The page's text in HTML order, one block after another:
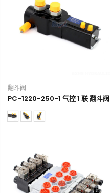
翻斗阀
PC-1220-250-1 气控 1 联 翻斗阀